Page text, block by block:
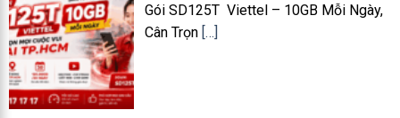
Gói SD125T Viettel – 10GB Mỗi Ngày,
Cân Trọn […]